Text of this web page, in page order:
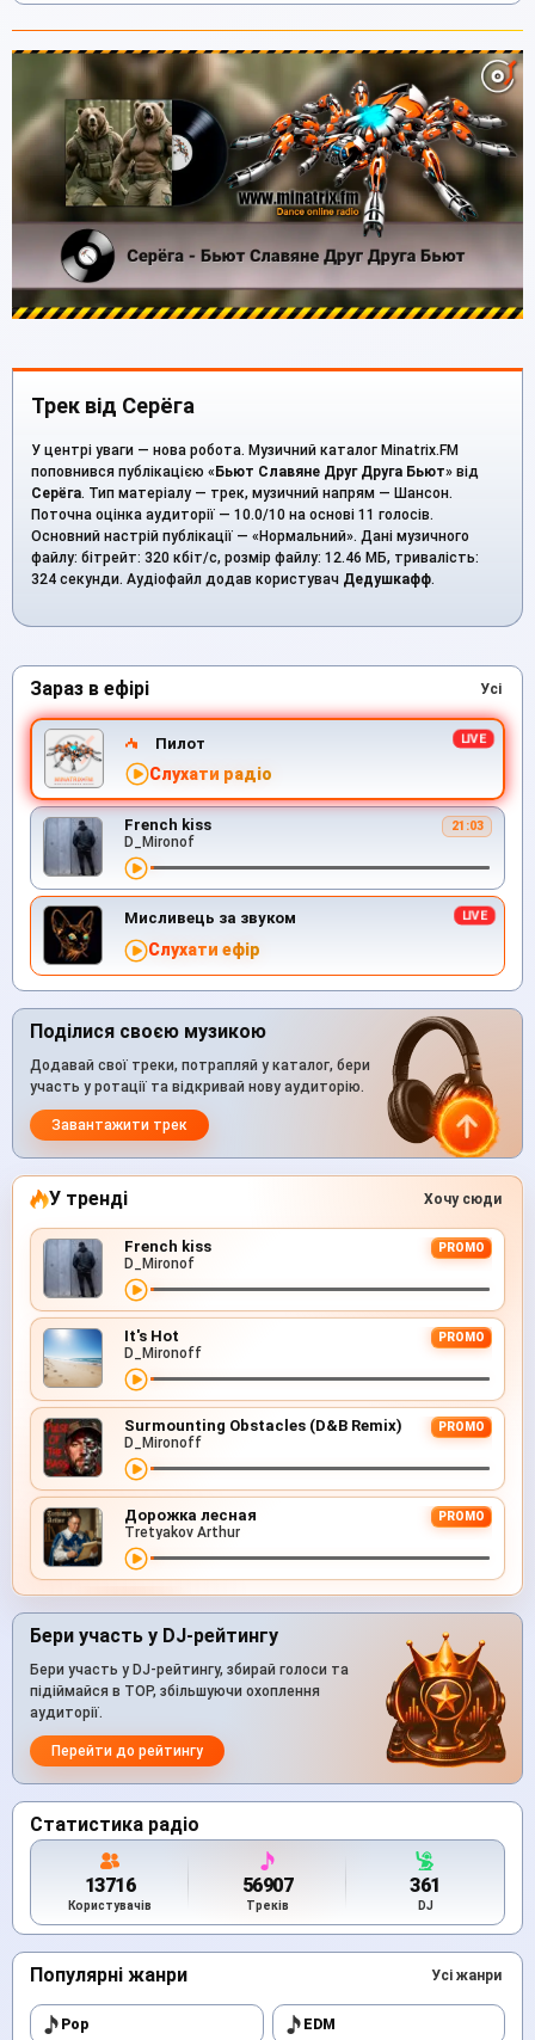
Трек від Серёга
У центрі уваги — нова робота. Музичний каталог Minatrix.FM
поповнився публікацією «Бьют Славяне Друг Друга Бьют» від
Серёга. Тип матеріалу — трек, музичний напрям — Шансон.
Поточна оцінка аудиторії — 10.0/10 на основі 11 голосів.
Основний настрій публікації — «Нормальний». Дані музичного
файлу: бітрейт: 320 кбіт/с, розмір файлу: 12.46 МБ, тривалість:
324 секунди. Аудіофайл додав користувач Дедушкафф.
Зараз в ефірі Усі
Пилот
Слухати радіо
French kiss 21:03
D_Mironof
Мисливець за звуком
Слухати ефір
Поділися своєю музикою
Додавай свої треки, потрапляй у каталог, бери
участь у ротації та відкривай нову аудиторію.
Завантажити трек
У тренді Хочу сюди
French kiss PROMO
D_Mironof
It's Hot PROMO
D_Mironoff
Surmounting Obstacles (D&B Remix) PROMO
D_Mironoff
Дорожка лесная PROMO
Tretyakov Arthur
Бери участь у DJ-рейтингу
Бери участь у DJ-рейтингу, збирай голоси та
підіймайся в TOP, збільшуючи охоплення
аудиторії.
Перейти до рейтингу
Статистика радіо
13716
Користувачів
56907
Треків
361
DJ
Популярні жанри Усі жанри
Pop EDM